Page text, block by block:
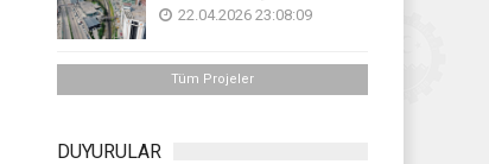
22.04.2026 23:08:09
Tüm Projeler
DUYURULAR